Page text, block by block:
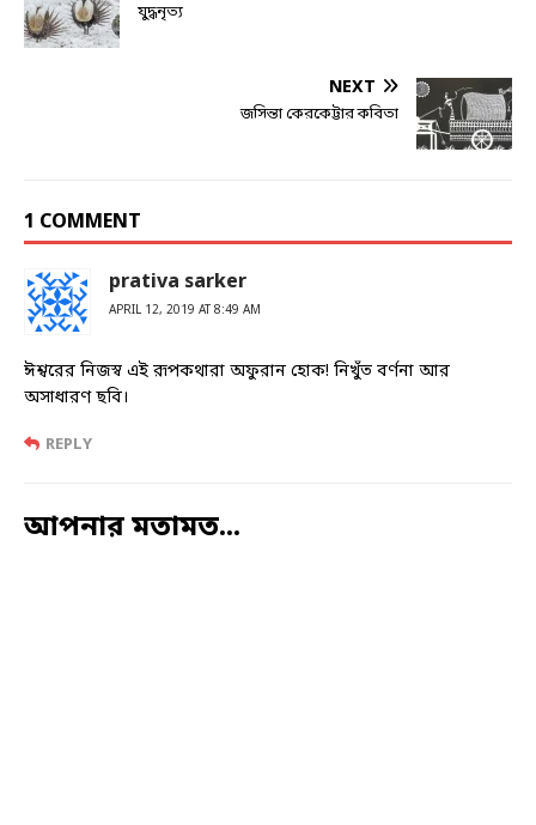
যুদ্ধনৃত্য
NEXT
জসিন্তা কেরকেট্টার কবিতা
1 COMMENT
prativa sarker
APRIL 12, 2019 AT 8:49 AM
ঈশ্বরের নিজস্ব এই রূপকথারা অফুরান হোক! নিখুঁত বর্ণনা আর
অসাধারণ ছবি।
REPLY
আপনার মতামত...